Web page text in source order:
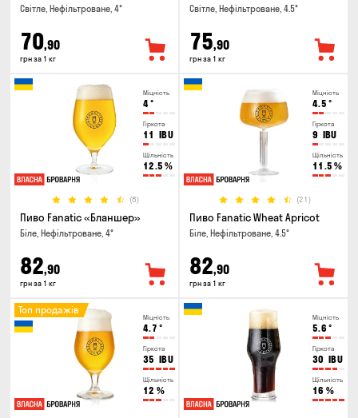
Світле, Нефільтроване, 4°
70,90
грн за 1 кг
Світле, Нефільтроване, 4.5°
75,90
грн за 1 кг
Міцність
4°
Гіркота
11 IBU
Щільність
12.5 %
(8)
Пиво Fanatic «Бланшер»
Біле, Нефільтроване, 4°
82,90
грн за 1 кг
Міцність
4.5 °
Гіркота
9 IBU
Щільність
11.5 %
(21)
Пиво Fanatic Wheat Apricot
Біле, Нефільтроване, 4.5°
82,90
грн за 1 кг
Міцність
4.7 °
Гіркота
35 IBU
Щільність
12 %
Топ продажів
Міцність
5.6 °
Гіркота
30 IBU
Щільність
16 %